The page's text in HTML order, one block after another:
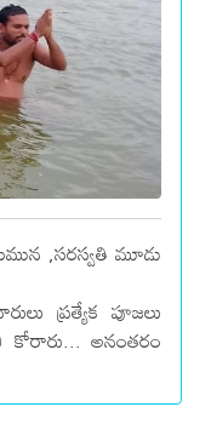
,సరస్వతి మూడు
ప్రత్యేక పూజలు
కోరారు... అనంతరం